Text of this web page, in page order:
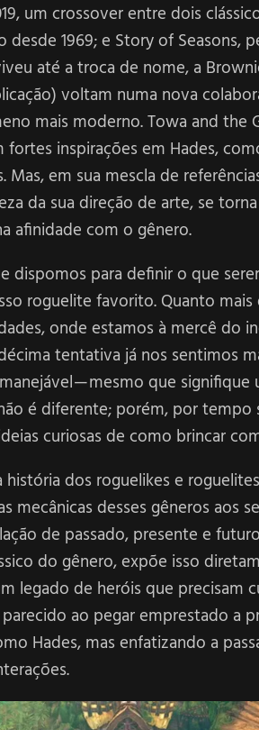
um crossover entre dois
desde 1969; e Story of Seasons,
até a troca de nome, a
voltam numa nova
mais moderno. Towa and the
inspirações em Hades,
em sua mescla de
da sua direção de arte, se
afinidade com o gênero.
dispomos para definir o que
roguelite favorito. Quanto
onde estamos à mercê do
tentativa já nos sentimos
— mesmo que
é diferente; porém, por
curiosas de como brincar
história dos roguelikes e
mecânicas desses gêneros aos
de passado, presente e
do gênero, expõe isso
legado de heróis que precisam
ao pegar emprestado a
Hades, mas enfatizando a